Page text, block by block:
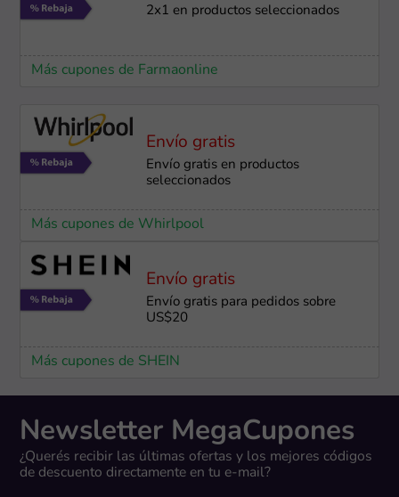
2x1 en productos seleccionados
Más cupones de Farmaonline
Envío gratis
Envío gratis en productos
seleccionados
Más cupones de Whirlpool
Envío gratis
Envío gratis para pedidos sobre
US$20
Más cupones de SHEIN
Newsletter MegaCupones
¿Querés recibir las últimas ofertas y los mejores códigos
de descuento directamente en tu e-mail?